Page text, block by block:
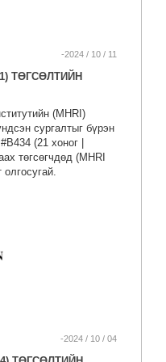
-2024 / 10 / 11
ТӨГСӨЛТИЙН
(MHRI)
сургалтыг бүрэн
(21 хоног |
төгсөгчдөд (MHRI
-2024 / 10 / 04